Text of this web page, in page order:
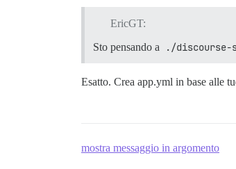
EricGT:
Sto pensando a
./discourse-
Esatto. Crea app.yml in base alle
mostra messaggio in argomento